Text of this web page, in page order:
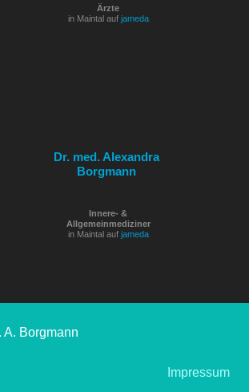
Ärzte
in Maintal auf jameda
Dr. med. Alexandra
Borgmann
Innere- &
Allgemeinmediziner
in Maintal auf jameda
A. Borgmann
Impressum